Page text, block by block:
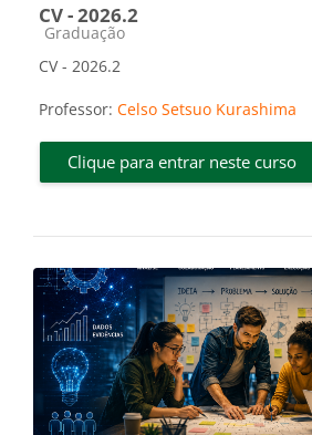
CV - 2026.2
Categoria do curso
Graduação
CV - 2026.2
Professor: Celso Setsuo Kurashima
Clique para entrar neste curso